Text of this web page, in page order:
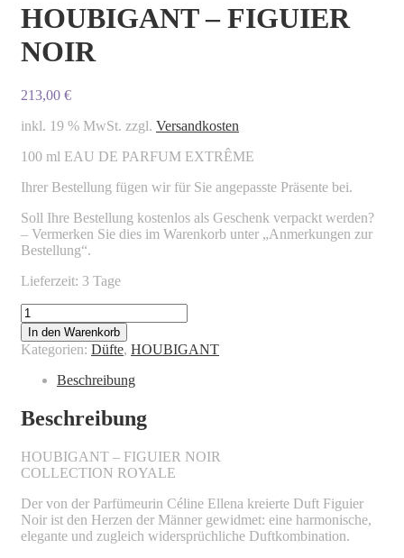
HOUBIGANT – FIGUIER
NOIR
213,00 €
inkl. 19 % MwSt. zzgl. Versandkosten
100 ml EAU DE PARFUM EXTRÊME
Ihrer Bestellung fügen wir für Sie angepasste Präsente bei.
Soll Ihre Bestellung kostenlos als Geschenk verpackt werden?
– Vermerken Sie dies im Warenkorb unter „Anmerkungen zur
Bestellung“.
Lieferzeit: 3 Tage
HOUBIGANT
-
FIGUIER
NOIR
Menge
In den Warenkorb
Kategorien: Düfte, HOUBIGANT
Beschreibung
Beschreibung
HOUBIGANT – FIGUIER NOIR
COLLECTION ROYALE
Der von der Parfümeurin Céline Ellena kreierte Duft Figuier
Noir ist den Herzen der Männer gewidmet: eine harmonische,
elegante und zugleich widersprüchliche Duftkombination.